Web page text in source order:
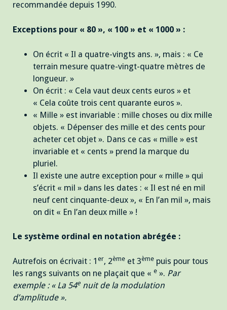
recommandée depuis 1990.
Exceptions pour « 80 », « 100 » et « 1000 » :
On écrit « Il a quatre-vingts ans. », mais : « Ce
terrain mesure quatre-vingt-quatre mètres de
longueur. »
On écrit : « Cela vaut deux cents euros » et
« Cela coûte trois cent quarante euros ».
« Mille » est invariable : mille choses ou dix mille
objets. « Dépenser des mille et des cents pour
acheter cet objet ». Dans ce cas « mille » est
invariable et « cents » prend la marque du
pluriel.
Il existe une autre exception pour « mille » qui
s’écrit « mil » dans les dates : « Il est né en mil
neuf cent cinquante-deux », « En l’an mil », mais
on dit « En l’an deux mille » !
Le système ordinal en notation abrégée :
Autrefois on écrivait : 1 er, 2ème et 3ème puis pour tous
les rangs suivants on ne plaçait que « e ». Par
exemple : « La 54e nuit de la modulation
d’amplitude ».